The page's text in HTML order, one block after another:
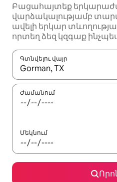
Բացահայտեք
վարձակալությամբ
ավելի երկար
որտեղ ձեզ կզգաք
Գտնվելու վայր
Երբ արդյունքները
Ժամանում
Մեկնում